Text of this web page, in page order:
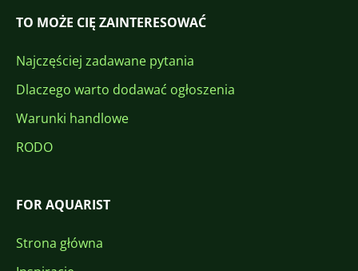
TO MOŻE CIĘ ZAINTERESOWAĆ
Najczęściej zadawane pytania
Dlaczego warto dodawać ogłoszenia
Warunki handlowe
RODO
FOR AQUARIST
Strona główna